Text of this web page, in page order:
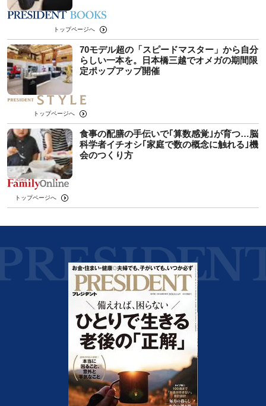
トップページへ
70モデル超の「スピードマスター」から自分
らしい一本を。日本橋三越でオメガの期間限
定ポップアップ開催
トップページへ
食事の配膳の手伝いで｢算数感覚｣が育つ…脳
科学者イチオシ｢家庭で数の概念に触れる｣機
会のつくり方
トップページへ